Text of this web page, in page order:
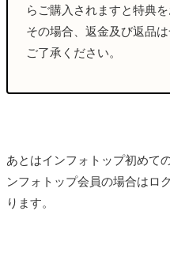
らご購入されますと特典
その場合、返金及び返品
ご了承ください。
あとはインフォトップ初めて
ンフォトップ会員の場合はロ
ります。